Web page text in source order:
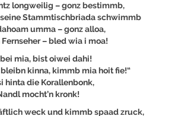
longweilig – gonz bestimmb,
Stammtischbriada schwimmb
umma – gonz alloa,
– bled wia i moa!
mia, bist oiwei dahi!
kinna, kimmb mia hoit fie!“
hinta die Korallenbonk,
mocht’n kronk!
weck und kimmb spaad zruck,